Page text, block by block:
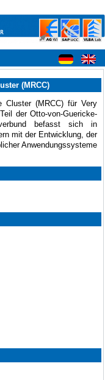
(MRCC)
Cluster (MRCC) für Very
der Otto-von-Guericke-
befasst sich in
mit der Entwicklung, der
Anwendungssysteme